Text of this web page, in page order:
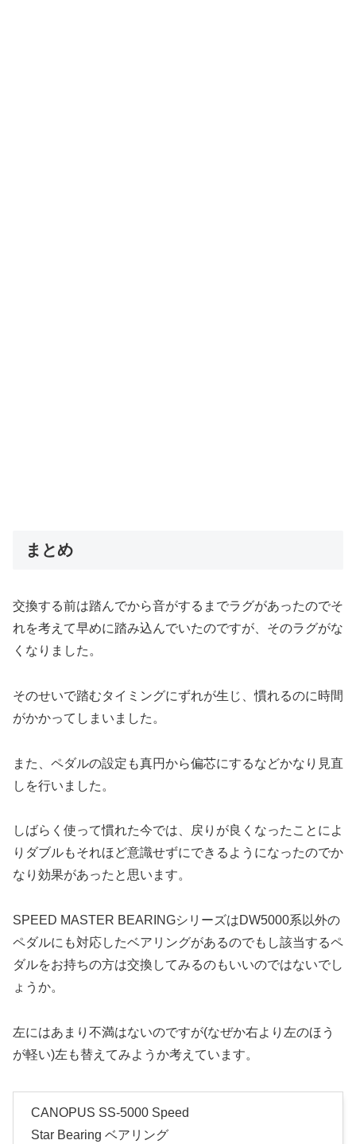
まとめ
交換する前は踏んでから音がするまでラグがあったのでそ
れを考えて早めに踏み込んでいたのですが、そのラグがな
くなりました。
そのせいで踏むタイミングにずれが生じ、慣れるのに時間
がかかってしまいました。
また、ペダルの設定も真円から偏芯にするなどかなり見直
しを行いました。
しばらく使って慣れた今では、戻りが良くなったことによ
りダブルもそれほど意識せずにできるようになったのでか
なり効果があったと思います。
SPEED MASTER BEARINGシリーズはDW5000系以外の
ペダルにも対応したベアリングがあるのでもし該当するペ
ダルをお持ちの方は交換してみるのもいいのではないでし
ょうか。
左にはあまり不満はないのですが(なぜか右より左のほう
が軽い)左も替えてみようか考えています。
CANOPUS SS-5000 Speed
Star Bearing ベアリング